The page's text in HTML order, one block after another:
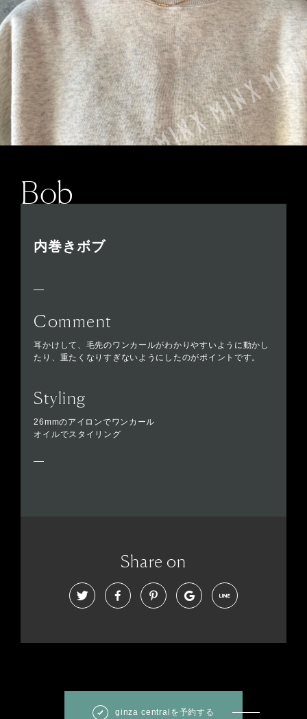
Bob
内巻きボブ
Comment
耳かけして、毛先のワンカールがわかりやすいように動かし
たり、重たくなりすぎないようにしたのがポイントです。
Styling
26mmのアイロンでワンカール
オイルでスタイリング
Share on
ginza centralを予約する